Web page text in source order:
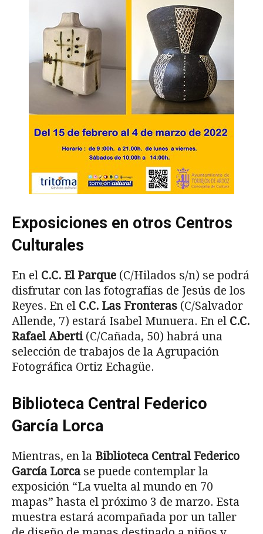
Exposiciones en otros Centros
Culturales
En el C.C. El Parque (C/Hilados s/n) se podrá
disfrutar con las fotografías de Jesús de los
Reyes. En el C.C. Las Fronteras (C/Salvador
Allende, 7) estará Isabel Munuera. En el C.C.
Rafael Aberti(C/Cañada, 50) habrá una
selección de trabajos de la Agrupación
Fotográfica Ortiz Echagüe.
Biblioteca Central Federico
García Lorca
Mientras, en la Biblioteca Central Federico
García Lorca se puede contemplar la
exposición “La vuelta al mundo en 70
mapas” hasta el próximo 3 de marzo. Esta
muestra estará acompañada por un taller